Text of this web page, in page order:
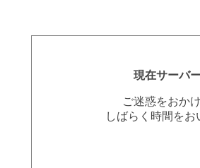
現在サーバ
ご迷惑をおか
しばらく時間を